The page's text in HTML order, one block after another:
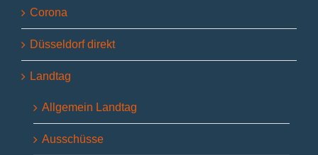
Corona
Düsseldorf direkt
Landtag
Allgemein Landtag
Ausschüsse